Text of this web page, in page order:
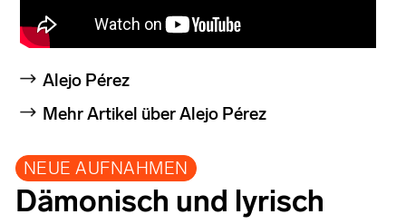
Alejo Pérez
Mehr Artikel über Alejo Pérez
NEUE AUFNAHMEN
Dämonisch und lyrisch